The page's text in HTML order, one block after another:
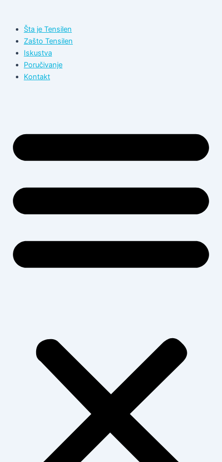
садржајŠta je Tensilen
Zašto Tensilen
Iskustva
Poručivanje
Kontakt